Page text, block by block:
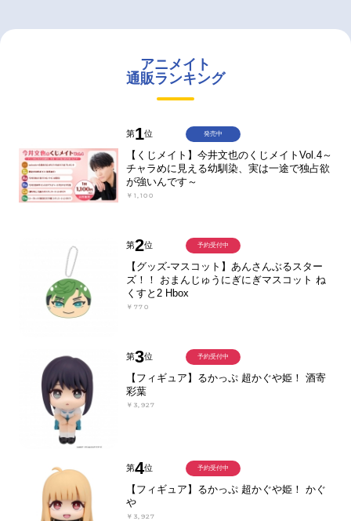
アニメイト
通販ランキング
第1位
【くじメイト】今井文也のくじメイトVol.4～
チャラめに見える幼馴染、実は一途で独占欲
が強いんです～
￥1,100
発売中
第2位
【グッズ-マスコット】あんさんぶるスター
ズ！！ おまんじゅうにぎにぎマスコット ね
くすと2 Hbox
￥770
予約受付中
第3位
【フィギュア】るかっぷ 超かぐや姫！ 酒寄
彩葉
￥3,927
予約受付中
第4位
【フィギュア】るかっぷ 超かぐや姫！ かぐ
や
￥3,927
予約受付中